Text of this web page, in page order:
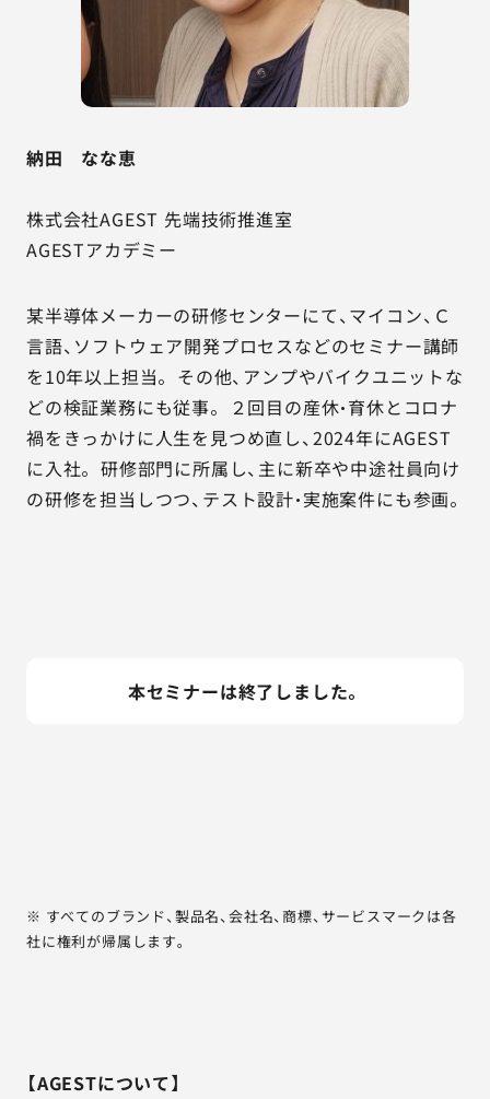
納田 なな恵
株式会社AGEST 先端技術推進室
AGESTアカデミー
某半導体メーカーの研修センターにて、マイコン、Ｃ
言語、ソフトウェア開発プロセスなどのセミナー講師
を10年以上担当。 その他、アンプやバイクユニットな
どの検証業務にも従事。 ２回目の産休・育休とコロナ
禍をきっかけに人生を見つめ直し、2024年にAGEST
に入社。 研修部門に所属し、主に新卒や中途社員向け
の研修を担当しつつ、テスト設計・実施案件にも参画。
本セミナーは終了しました。
※ すべてのブランド、製品名、会社名、商標、サービスマークは各
社に権利が帰属します。
【AGESTについて】